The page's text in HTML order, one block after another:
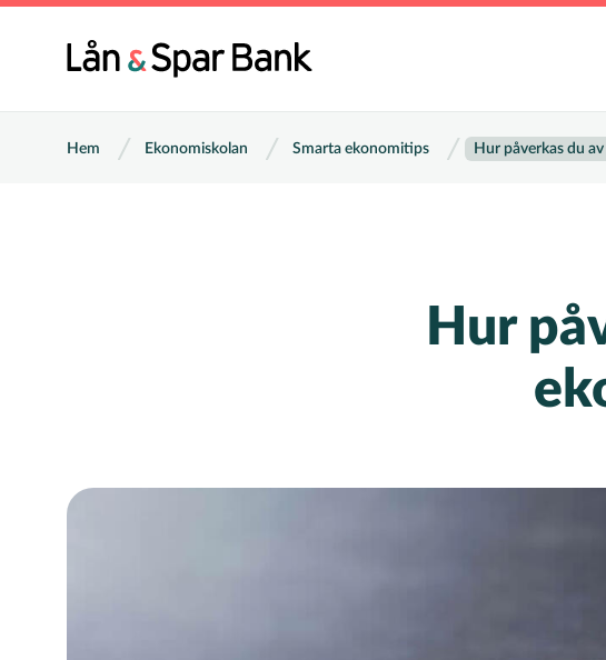
Hoppa
huvudinnehåll
Länkstig
Hem Ekonomiskolan Smarta ekonomitips Hur påverkas du
Hur